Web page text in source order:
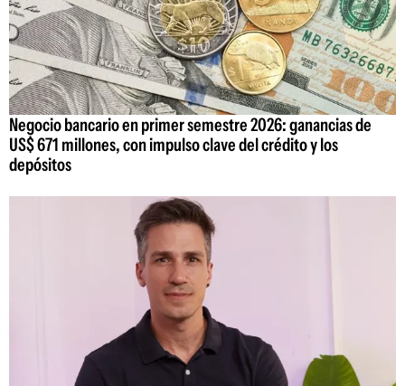
Negocio bancario en primer semestre 2026: ganancias de
US$ 671 millones, con impulso clave del crédito y los
depósitos